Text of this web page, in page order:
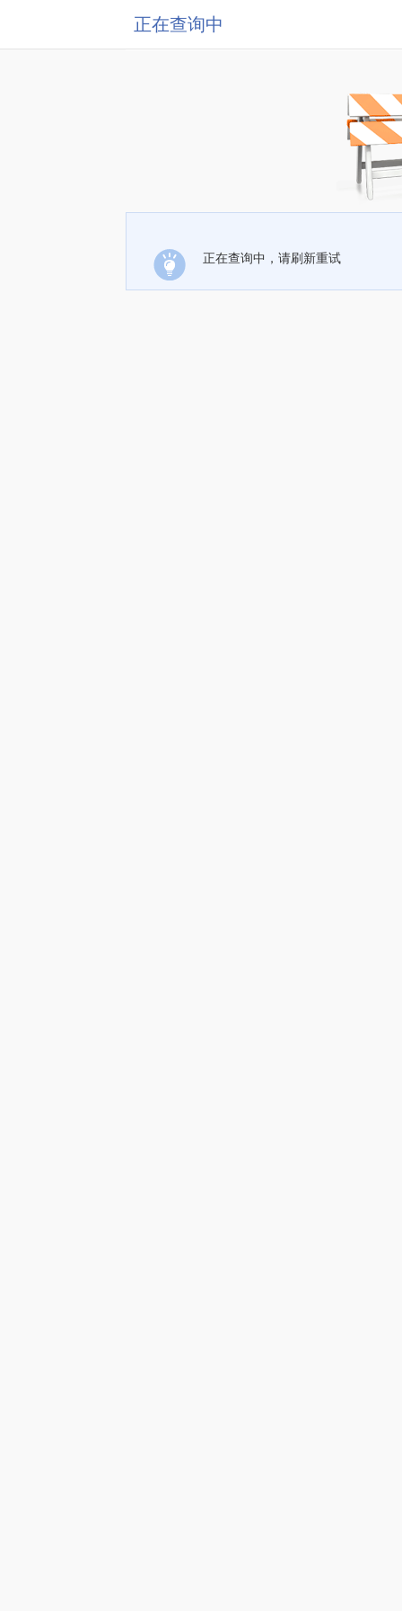
正在查询中
正在查询中，请刷新重试